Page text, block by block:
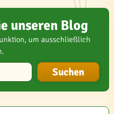
unseren Blog
um ausschließlich